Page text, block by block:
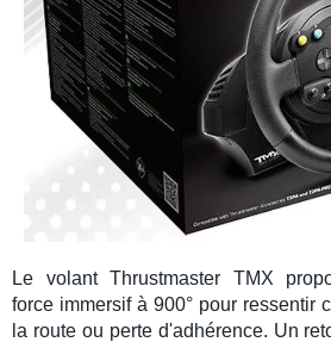
Le volant Thrustmaster TMX
force immersif à 900° pour ressentir
la route ou perte d'adhérence. Un